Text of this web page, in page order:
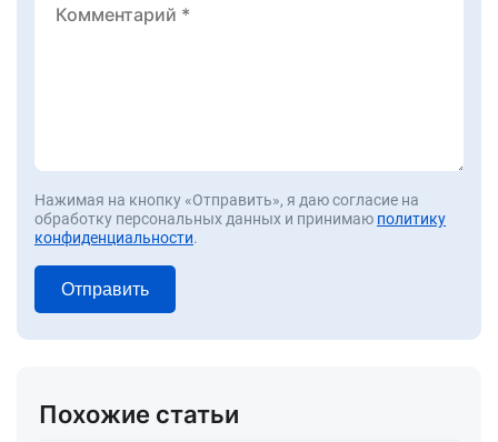
Нажимая на кнопку «Отправить», я даю согласие на
обработку персональных данных и принимаю политику
конфиденциальности.
Отправить
Похожие статьи